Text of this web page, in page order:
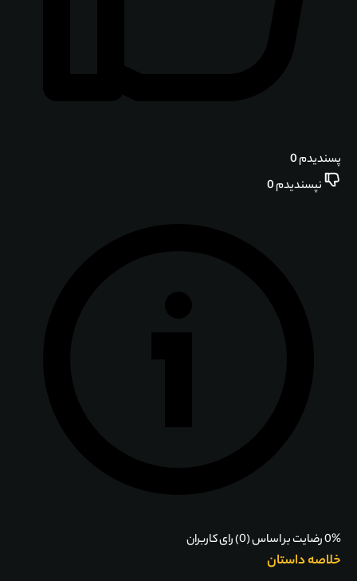
پسندیدم0
نپسندیدم0
0% رضایت بر اساس (0) رای کاربران
خلاصه داستان